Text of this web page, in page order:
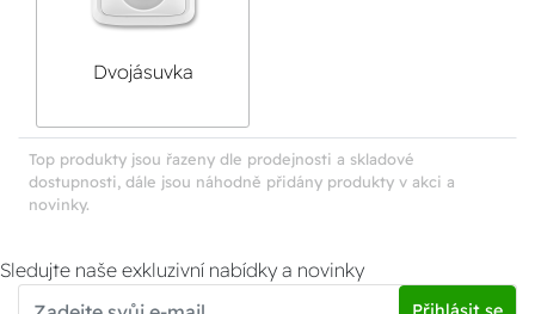
Dvojásuvka
přepěťovou
ochranou s
optickou signalizací
Top produkty jsou řazeny dle prodejnosti a skladové
dostupnosti, dále jsou náhodně přidány produkty v akci a
novinky.
Sledujte naše exkluzivní nabídky a novinky